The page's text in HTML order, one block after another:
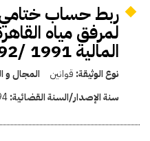
ربط حساب ختامي
لمرفق مياه
المالية 1991 /1992
نوع الوثيقة: قوانين المجال و
سنة الإصدار/السنة القضائية: